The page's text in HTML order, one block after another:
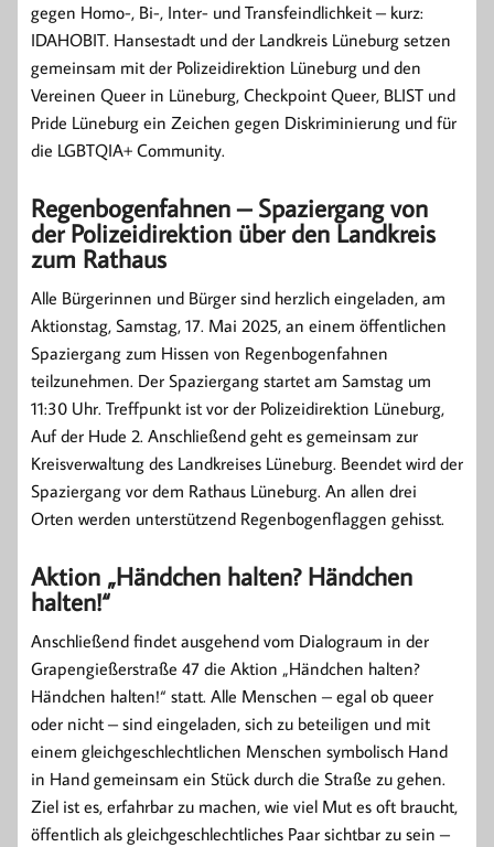
gegen Homo-, Bi-, Inter- und Transfeindlichkeit – kurz:
IDAHOBIT. Hansestadt und der Landkreis Lüneburg setzen
gemeinsam mit der Polizeidirektion Lüneburg und den
Vereinen Queer in Lüneburg, Checkpoint Queer, BLIST und
Pride Lüneburg ein Zeichen gegen Diskriminierung und für
die LGBTQIA+ Community.
Regenbogenfahnen – Spaziergang von
der Polizeidirektion über den Landkreis
zum Rathaus
Alle Bürgerinnen und Bürger sind herzlich eingeladen, am
Aktionstag, Samstag, 17. Mai 2025, an einem öffentlichen
Spaziergang zum Hissen von Regenbogenfahnen
teilzunehmen. Der Spaziergang startet am Samstag um
11:30 Uhr. Treffpunkt ist vor der Polizeidirektion Lüneburg,
Auf der Hude 2. Anschließend geht es gemeinsam zur
Kreisverwaltung des Landkreises Lüneburg. Beendet wird der
Spaziergang vor dem Rathaus Lüneburg. An allen drei
Orten werden unterstützend Regenbogenflaggen gehisst.
Aktion „Händchen halten? Händchen
halten!“
Anschließend findet ausgehend vom Dialograum in der
Grapengießerstraße 47 die Aktion „Händchen halten?
Händchen halten!“ statt. Alle Menschen – egal ob queer
oder nicht – sind eingeladen, sich zu beteiligen und mit
einem gleichgeschlechtlichen Menschen symbolisch Hand
in Hand gemeinsam ein Stück durch die Straße zu gehen.
Ziel ist es, erfahrbar zu machen, wie viel Mut es oft braucht,
öffentlich als gleichgeschlechtliches Paar sichtbar zu sein –